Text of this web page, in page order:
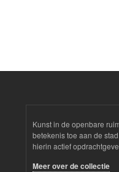
Kunst in de openbare
betekenis toe aan de
hierin actief
Meer over de collectie